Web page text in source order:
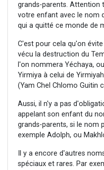
grands-parents.
votre enfant avec le nom
qui a quitté ce monde de
C'est pour cela qu'on
vécu la destruction du
l'on nommera Yéchaya,
Yirmiya à celui de
(Yam Chel Chlomo Guitin
Aussi, il n'y a pas
appelant son enfant du
grands-parents, si le nom
exemple Adolph, ou
Il y a encore d'autres
spéciaux et rares. Par